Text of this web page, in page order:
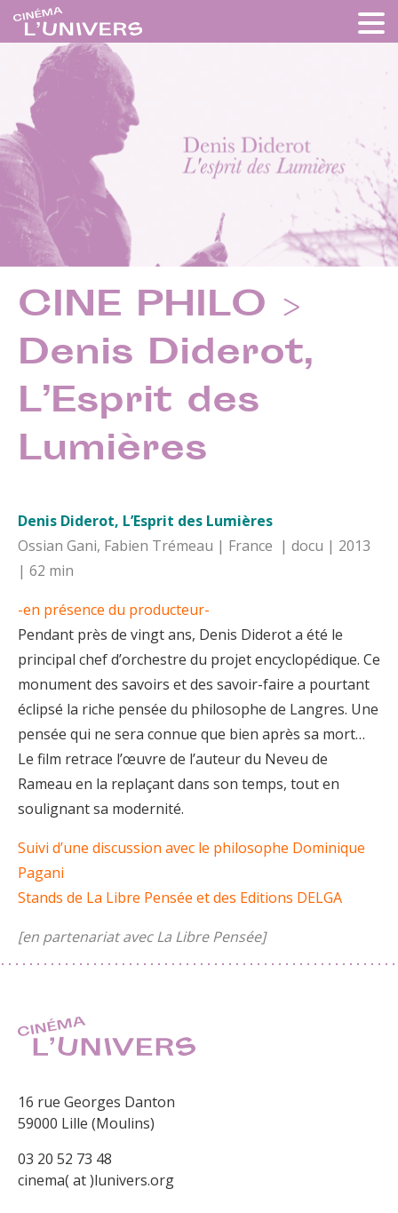
CINE PHILO >
Denis Diderot,
L’Esprit des
Lumières
Denis Diderot, L’Esprit des Lumières
Ossian Gani, Fabien Trémeau | France | docu | 2013
| 62 min
-en présence du producteur-
Pendant près de vingt ans, Denis Diderot a été le
principal chef d’orchestre du projet encyclopédique. Ce
monument des savoirs et des savoir-faire a pourtant
éclipsé la riche pensée du philosophe de Langres. Une
pensée qui ne sera connue que bien après sa mort…
Le film retrace l’œuvre de l’auteur du Neveu de
Rameau en la replaçant dans son temps, tout en
soulignant sa modernité.
Suivi d’une discussion avec le philosophe Dominique
Pagani
Stands de La Libre Pensée et des Editions DELGA
[en partenariat avec La Libre Pensée]
16 rue Georges Danton
59000 Lille (Moulins)
03 20 52 73 48
cinema( at )lunivers.org